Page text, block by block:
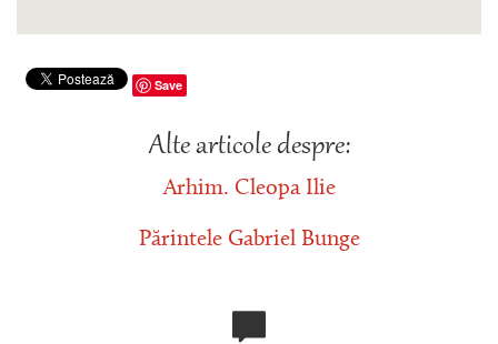
Save
Alte articole despre:
Arhim. Cleopa Ilie
Părintele Gabriel Bunge